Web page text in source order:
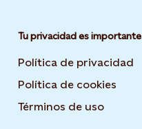
Tu privacidad es importante
Política de privacidad
Política de cookies
Términos de uso